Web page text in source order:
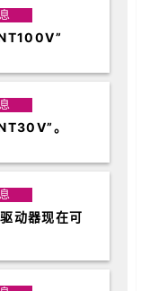
。
动器现在可